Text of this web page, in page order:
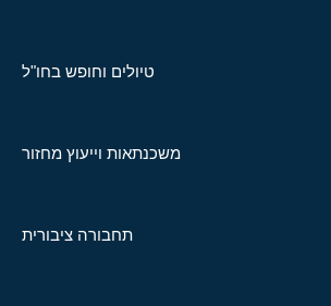
טיולים וחופש בחו"ל
משכנתאות וייעוץ מחזור
תחבורה ציבורית